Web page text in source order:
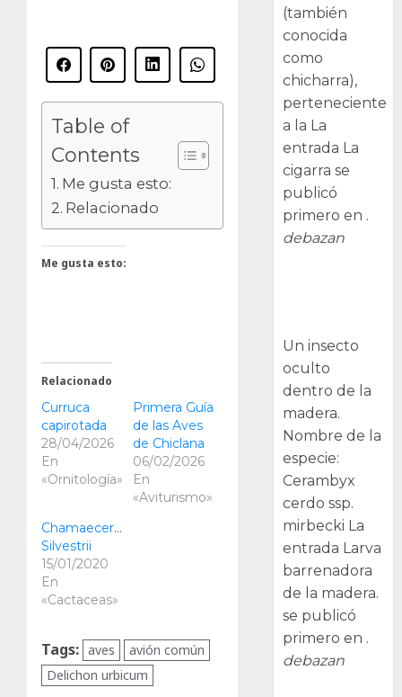
Table of
Contents
Me gusta esto:
Relacionado
Me gusta esto:
Relacionado
Curruca
capirotada
28/04/2026
En
«Ornitología»
Primera Guía
de las Aves
de Chiclana
06/02/2026
En
«Aviturismo»
Chamaecereus
Silvestrii
15/01/2020
En
«Cactaceas»
Tags: aves
avión común
Delichon urbicum
(también
conocida
como
chicharra),
perteneciente
a la La
entrada La
cigarra se
publicó
primero en .
debazan
Un insecto
oculto
dentro de la
madera.
Nombre de la
especie:
Cerambyx
cerdo ssp.
mirbecki La
entrada Larva
barrenadora
de la madera.
se publicó
primero en .
debazan